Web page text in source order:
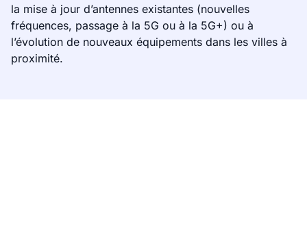
la mise à jour d’antennes existantes (nouvelles
fréquences, passage à la 5G ou à la 5G+) ou à
l’évolution de nouveaux équipements dans les villes à
proximité.